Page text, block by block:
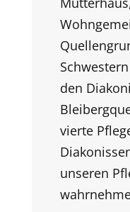
den
vierte
unseren